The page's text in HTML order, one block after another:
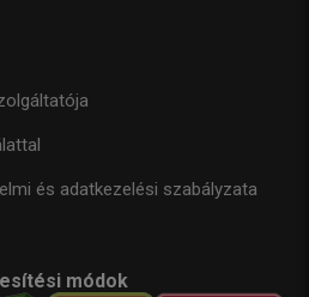
és adatkezelési szabályzata
módok